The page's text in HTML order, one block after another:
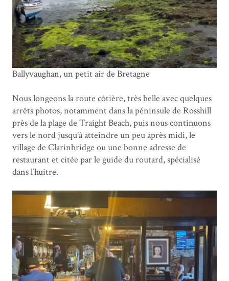
Ballyvaughan, un petit air de Bretagne
Nous longeons la route côtière, très belle avec quelques
arrêts photos, notamment dans la péninsule de Rosshill
près de la plage de Traight Beach, puis nous continuons
vers le nord jusqu’à atteindre un peu après midi, le
village de Clarinbridge ou une bonne adresse de
restaurant et citée par le guide du routard, spécialisé
dans l’huître.